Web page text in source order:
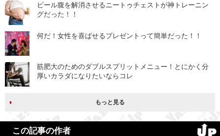
ビール腹を解消させるニートゥチェストが神トレーニン
グだった！！
何だ！女性を喜ばせるプレゼントって簡単だった！！
筋肥大のためのダブルスプリットメニュー！とにかく分
厚いカラダになりたいならコレ
もっと見る
この記事の作者